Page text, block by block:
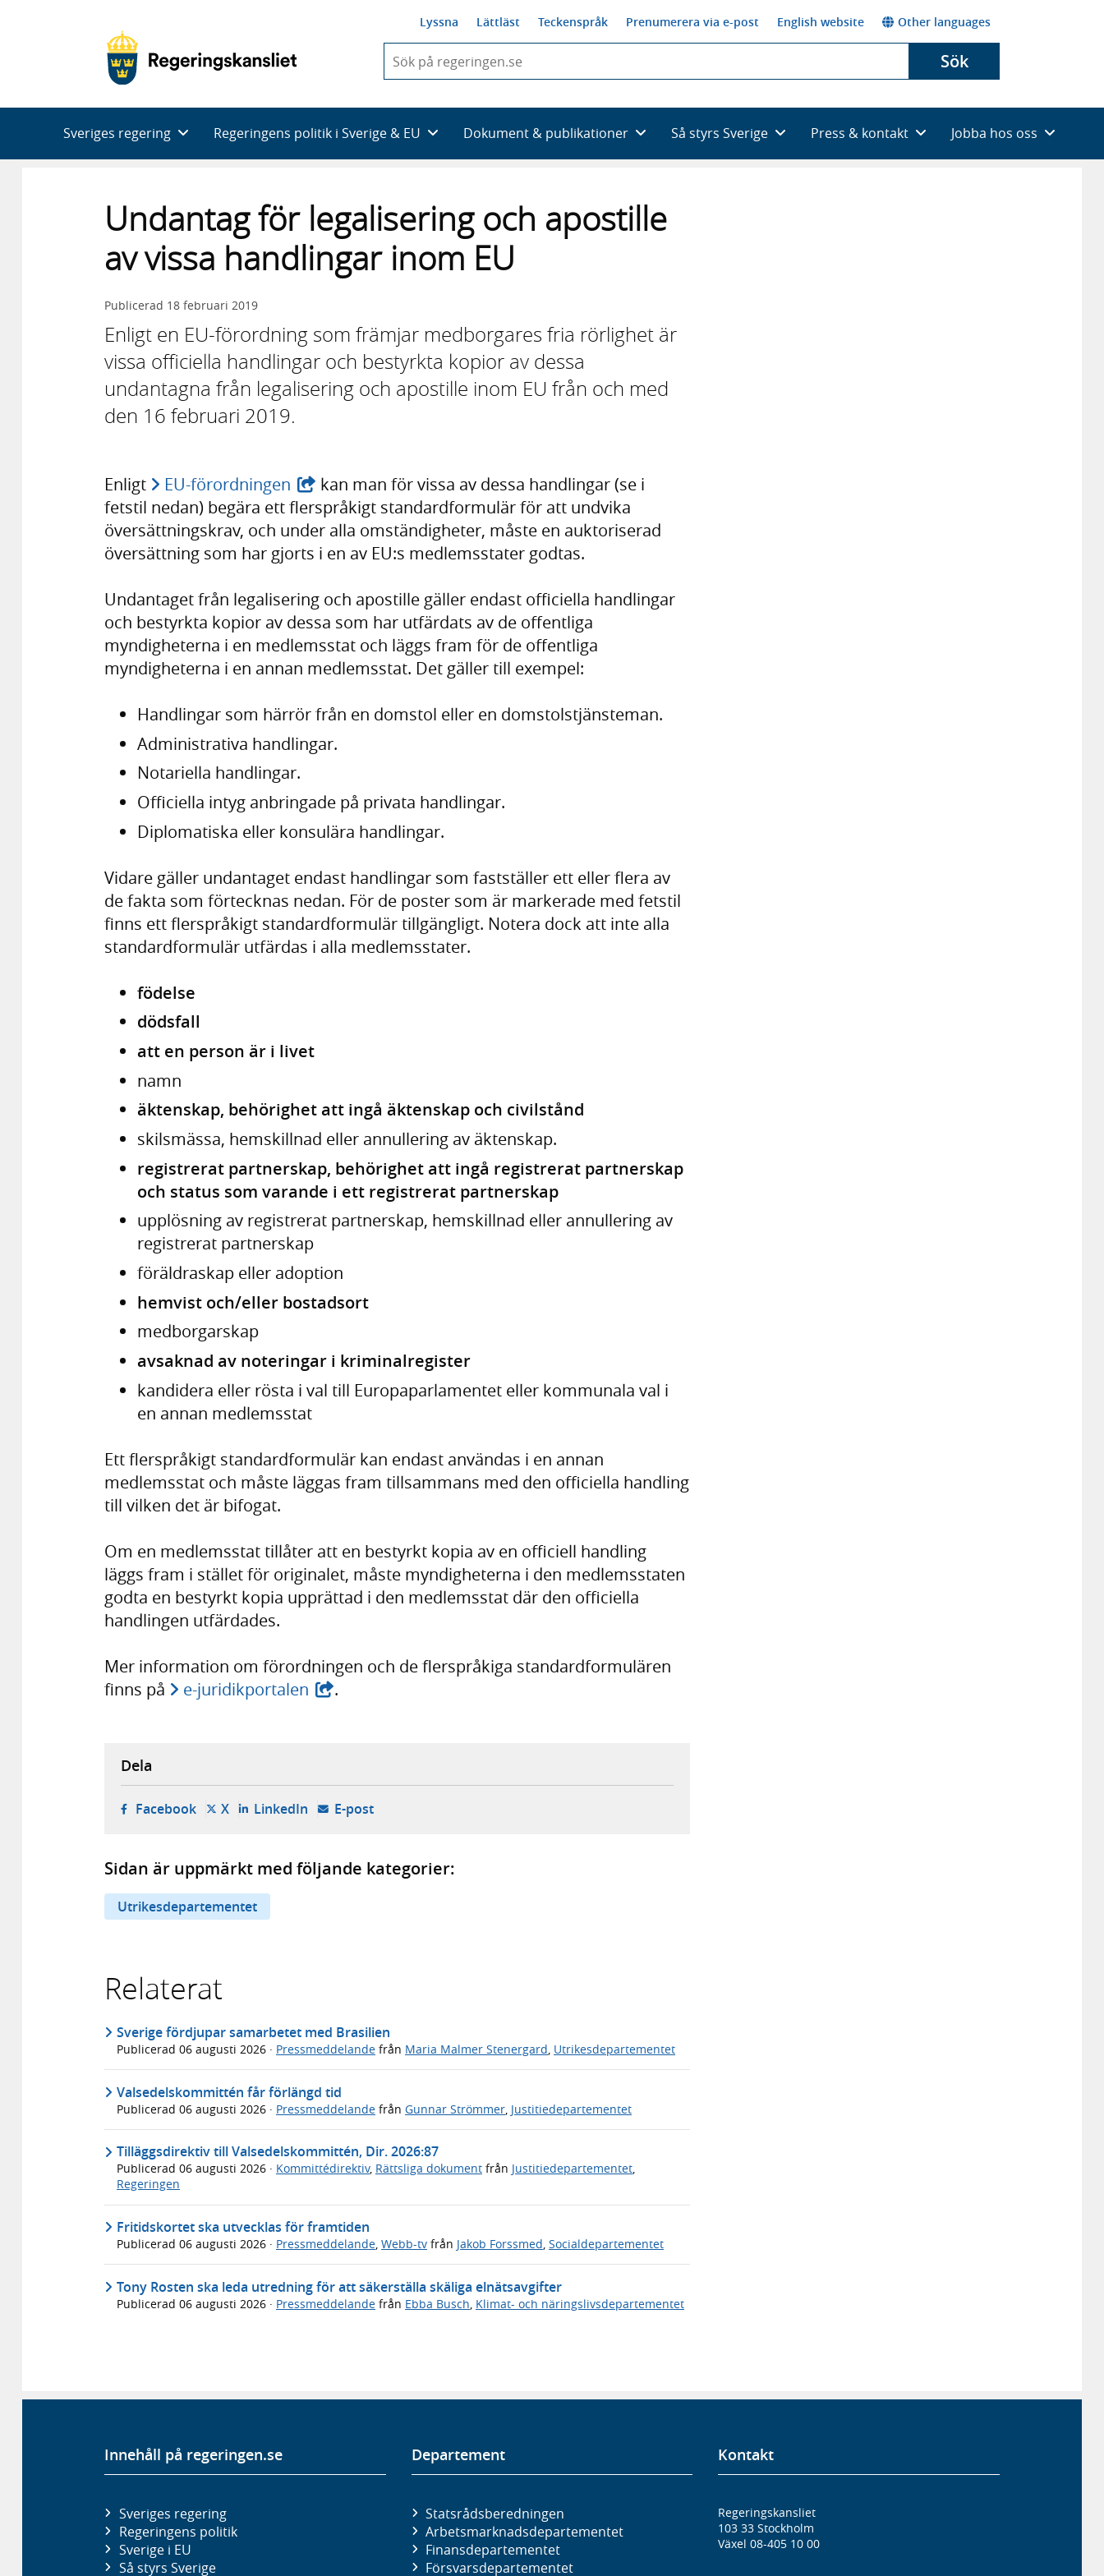
Lyssna Lättläst Teckenspråk Prenumerera via e-post English website Other languages
du
skriva
framträder
en
sökförslag
Sök
Sveriges regering Regeringens politik i Sverige & EU Dokument & publikationer Så styrs Sverige Press & kontakt Jobba hos oss
Undantag för legalisering och apostille
av vissa handlingar inom EU
Publicerad 18 februari 2019
Enligt en EU-förordning som främjar medborgares fria rörlighet är
vissa officiella handlingar och bestyrkta kopior av dessa
undantagna från legalisering och apostille inom EU från och med
den 16 februari 2019.
Enligt EU-förordningen
kan man för vissa av dessa handlingar (se i
fetstil nedan) begära ett flerspråkigt standardformulär för att undvika
översättningskrav, och under alla omständigheter, måste en auktoriserad
översättning som har gjorts i en av EU:s medlemsstater godtas.
Undantaget från legalisering och apostille gäller endast officiella handlingar
och bestyrkta kopior av dessa som har utfärdats av de offentliga
myndigheterna i en medlemsstat och läggs fram för de offentliga
myndigheterna i en annan medlemsstat. Det gäller till exempel:
Handlingar som härrör från en domstol eller en domstolstjänsteman.
Administrativa handlingar.
Notariella handlingar.
Officiella intyg anbringade på privata handlingar.
Diplomatiska eller konsulära handlingar.
Vidare gäller undantaget endast handlingar som fastställer ett eller flera av
de fakta som förtecknas nedan. För de poster som är markerade med fetstil
finns ett flerspråkigt standardformulär tillgängligt. Notera dock att inte alla
standardformulär utfärdas i alla medlemsstater.
födelse
dödsfall
att en person är i livet
namn
äktenskap, behörighet att ingå äktenskap och civilstånd
skilsmässa, hemskillnad eller annullering av äktenskap.
registrerat partnerskap, behörighet att ingå registrerat partnerskap
och status som varande i ett registrerat partnerskap
upplösning av registrerat partnerskap, hemskillnad eller annullering av
registrerat partnerskap
föräldraskap eller adoption
hemvist och/eller bostadsort
medborgarskap
avsaknad av noteringar i kriminalregister
kandidera eller rösta i val till Europaparlamentet eller kommunala val i
en annan medlemsstat
Ett flerspråkigt standardformulär kan endast användas i en annan
medlemsstat och måste läggas fram tillsammans med den officiella handling
till vilken det är bifogat.
Om en medlemsstat tillåter att en bestyrkt kopia av en officiell handling
läggs fram i stället för originalet, måste myndigheterna i den medlemsstaten
godta en bestyrkt kopia upprättad i den medlemsstat där den officiella
handlingen utfärdades.
Mer information om förordningen och de flerspråkiga standardformulären
finns på
e-juridikportalen .
Dela
Facebook- öppnas i ny flik, extern webbplats,
X- öppnas i ny flik, extern webbplats,
LinkedIn- öppnas i ny flik, extern webbplats,
E-post- öppnar din e-postklient,
Sidan är uppmärkt med följande kategorier:
Utrikesdepartementet
Relaterat
Sverige fördjupar samarbetet med Brasilien
Publicerad 06 augusti 2026 · Pressmeddelande från Maria Malmer Stenergard, Utrikesdepartementet
Valsedelskommittén får förlängd tid
Publicerad 06 augusti 2026 · Pressmeddelande från Gunnar Strömmer Justitiedepartementet
Tilläggsdirektiv till Valsedelskommittén, Dir. 2026:87
Publicerad 06 augusti 2026 · Kommittédirektiv, Rättsliga dokument från Justitiedepartementet,
Regeringen
Fritidskortet ska utvecklas för framtiden
Publicerad 06 augusti 2026 · Pressmeddelande, Webb-tv från Jakob Forssmed, Socialdepartementet
Tony Rosten ska leda utredning för att säkerställa skäliga elnätsavgifter
Publicerad 06 augusti 2026 · Pressmeddelande från Ebba Busch Klimat- och näringslivsdepartementet
Innehåll på regeringen.se
Sveriges regering
Regeringens politik
Sverige i EU
Så styrs Sverige
Departement
Statsrådsberedningen
Arbetsmarknads­departementet
Finans­departementet
Försvars­departementet
Kontakt
Regeringskansliet
103 33 Stockholm
Växel 08-405 10 00